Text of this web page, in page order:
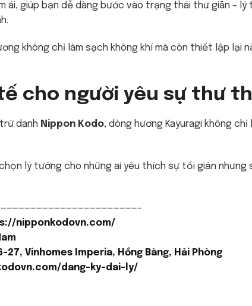
ái, giúp bạn dễ dàng bước vào trạng thái thư giãn –
không chỉ làm sạch không khí mà còn thiết lập lại
cho người yêu sự thư
danh Nippon Kodo, dòng hương Kayuragi không
lý tưởng cho những ai yêu thích sự tối giản nhưng
nipponkodovn.com/
27, Vinhomes Imperia, Hồng Bàng, Hải Phòng
dang-ky-dai-ly/